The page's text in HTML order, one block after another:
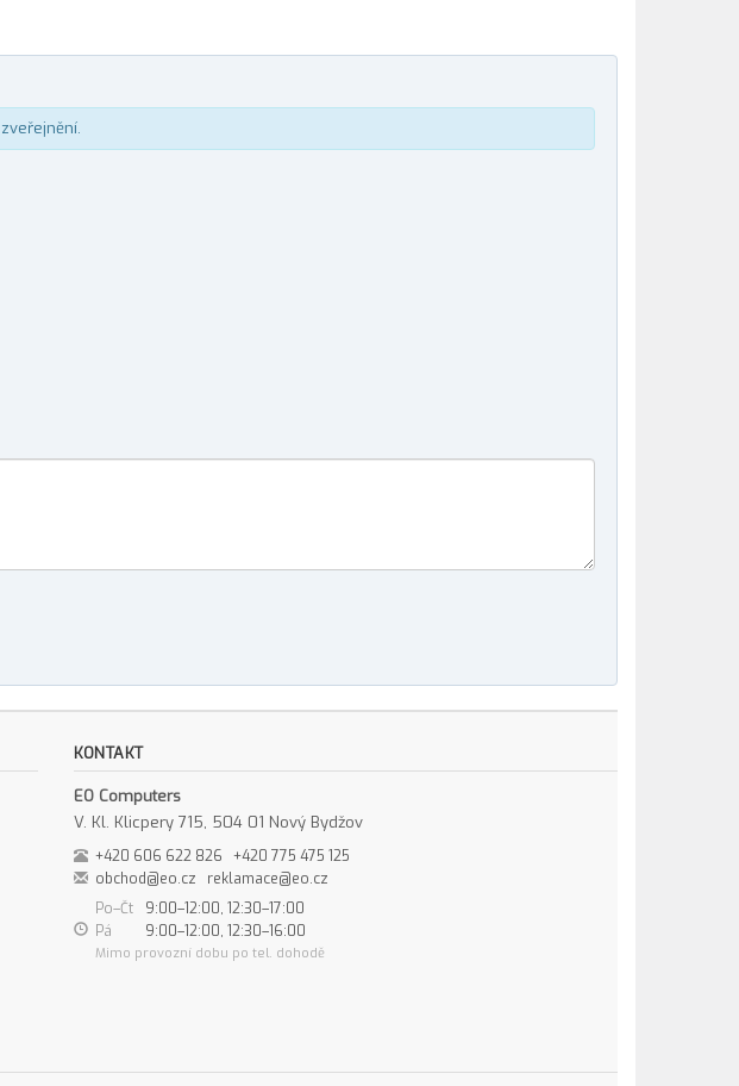
KONTAKT
EO Computers
V. Kl. Klicpery 715, 504 01 Nový Bydžov
+420 606 622 826
+420 775 475 125
obchod@eo.cz
reklamace@eo.cz
Po–Čt
9:00–12:00, 12:30–17:00
Pá
9:00–12:00, 12:30–16:00
Mimo provozní dobu po tel. dohodě